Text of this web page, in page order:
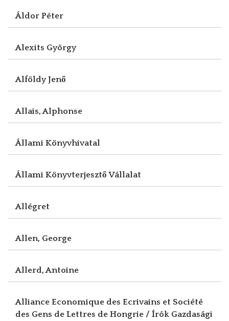
Áldor Péter
Alexits György
Alföldy Jenő
Allais, Alphonse
Állami Könyvhivatal
Állami Könyvterjesztő Vállalat
Allégret
Allen, George
Allerd, Antoine
Alliance Economique des Ecrivains et Société
des Gens de Lettres de Hongrie / Írók Gazdasági